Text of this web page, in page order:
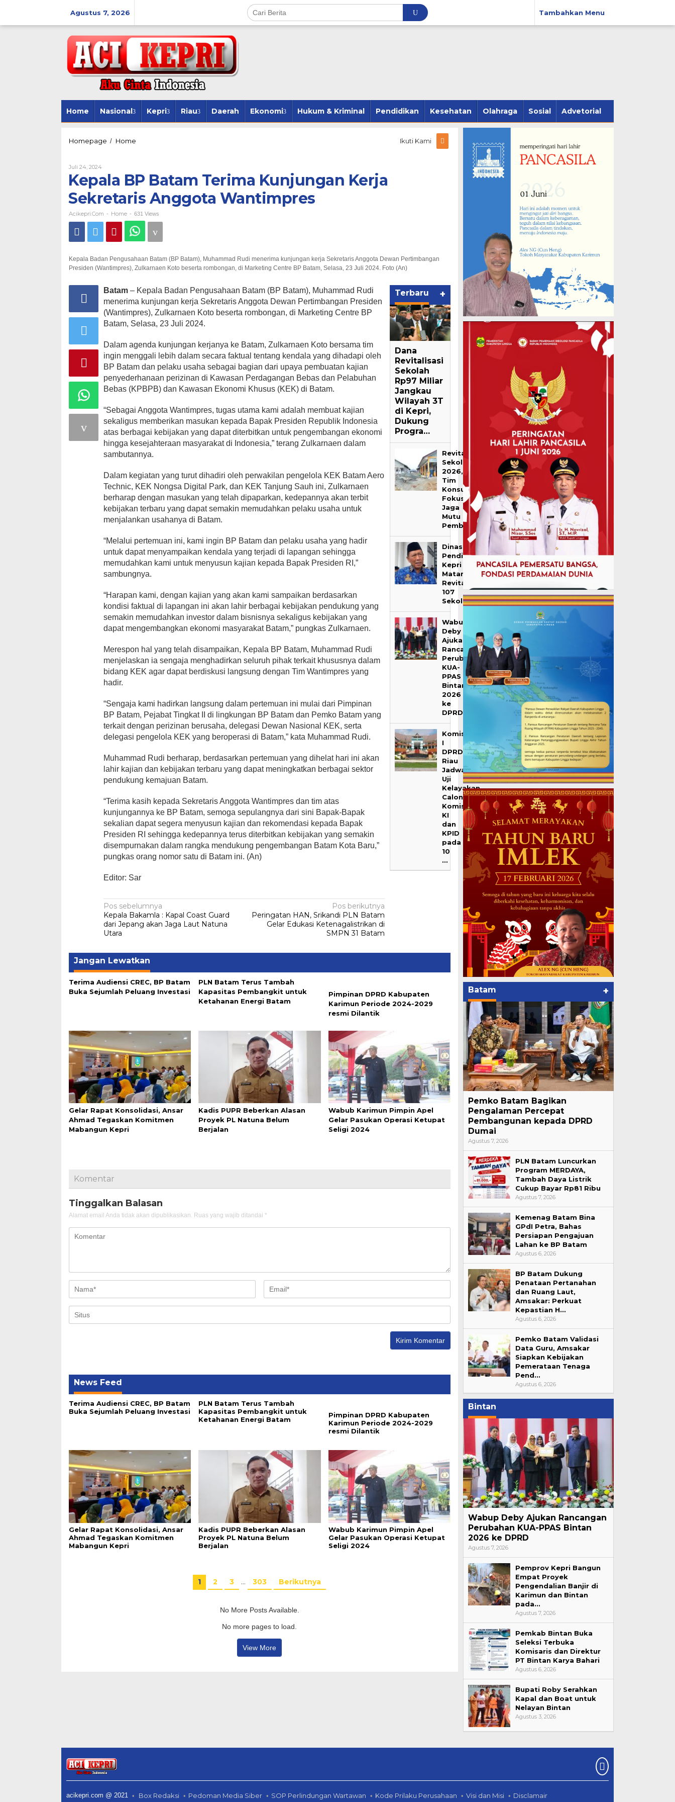
Agustus 7, 2026 Tambahkan Menu
Home Nasional Kepri Riau Daerah Ekonomi Hukum & Kriminal Pendidikan Kesehatan Olahraga Sosial Advetorial
Homepage / Home
Kunjungan
Kerja
Sekretaris
Anggota
Wantimpres
Ikuti Kami
Juli 24, 2024Oleh
Acikepri.com
Kepala BP Batam Terima Kunjungan Kerja
Sekretaris Anggota Wantimpres
Acikepri.com - Home - 631 Views
Kepala Badan Pengusahaan Batam (BP Batam), Muhammad Rudi menerima kunjungan kerja Sekretaris Anggota Dewan Pertimbangan
Presiden (Wantimpres), Zulkarnaen Koto beserta rombongan, di Marketing Centre BP Batam, Selasa, 23 Juli 2024. Foto (An)
Batam – Kepala Badan Pengusahaan Batam (BP Batam), Muhammad Rudi
menerima kunjungan kerja Sekretaris Anggota Dewan Pertimbangan Presiden
(Wantimpres), Zulkarnaen Koto beserta rombongan, di Marketing Centre BP
Batam, Selasa, 23 Juli 2024.
Dalam agenda kunjungan kerjanya ke Batam, Zulkarnaen Koto bersama tim
ingin menggali lebih dalam secara faktual tentang kendala yang dihadapi oleh
BP Batam dan pelaku usaha sebagai bagian dari upaya pembuatan kajian
penyederhanaan perizinan di Kawasan Perdagangan Bebas dan Pelabuhan
Bebas (KPBPB) dan Kawasan Ekonomi Khusus (KEK) di Batam.
“Sebagai Anggota Wantimpres, tugas utama kami adalah membuat kajian
sekaligus memberikan masukan kepada Bapak Presiden Republik Indonesia
atas berbagai kebijakan yang dapat diterbitkan untuk pengembangan ekonomi
hingga kesejahteraan masyarakat di Indonesia,” terang Zulkarnaen dalam
sambutannya.
Dalam kegiatan yang turut dihadiri oleh perwakilan pengelola KEK Batam Aero
Technic, KEK Nongsa Digital Park, dan KEK Tanjung Sauh ini, Zulkarnaen
berharap dengan masukan yang telah dipaparkan, kedepannya akan terbit
kebijakan terbaru yang dapat semakin memudahkan pelaku usaha untuk
menjalankan usahanya di Batam.
“Melalui pertemuan ini, kami ingin BP Batam dan pelaku usaha yang hadir
untuk dapat menyampaikan kendala yang terjadi di lapangan sehingga
memudahkan kami untuk menyusun kajian kepada Bapak Presiden RI,”
sambungnya.
“Harapan kami, dengan kajian yang akan kami sampaikan berdasarkan
kondisi faktual di lapangan ini akan lahir berbagai kebijakan pendukung yang
semakin memudahkan investor dalam bisnisnya sekaligus kebijakan yang
dapat mengembangkan ekonomi masyarakat Batam,” pungkas Zulkarnaen.
Merespon hal yang telah disampaikan, Kepala BP Batam, Muhammad Rudi
menjelaskan ia sengaja menghadirkan seluruh pihak terkait khususnya dalam
bidang KEK agar dapat berdiskusi langsung dengan Tim Wantimpres yang
hadir.
“Sengaja kami hadirkan langsung dalam pertemuan ini mulai dari Pimpinan
BP Batam, Pejabat Tingkat II di lingkungan BP Batam dan Pemko Batam yang
terkait dengan perizinan berusaha, delegasi Dewan Nasional KEK, serta
delegasi pengelola KEK yang beroperasi di Batam,” kata Muhammad Rudi.
Muhammad Rudi berharap, berdasarkan pertemuan yang dihelat hari ini akan
lahir kajian dan kebijakan terbaru yang dapat meningkatkan berbagai sektor
pendukung kemajuan Batam.
“Terima kasih kepada Sekretaris Anggota Wantimpres dan tim atas
kunjungannya ke BP Batam, semoga sepulangnya dari sini Bapak-Bapak
sekalian dapat segera menyusun kajian dan rekomendasi kepada Bapak
Presiden RI sehingga kedepannya terus diterbitkan kebijakan yang semakin
disempurnakan dalam rangka mendukung pengembangan Batam Kota Baru,”
pungkas orang nomor satu di Batam ini. (An)
Editor: Sar
Navigasi
pos
Pos sebelumnya
Kepala Bakamla : Kapal Coast Guard
dari Jepang akan Jaga Laut Natuna
Utara
Pos berikutnya
Peringatan HAN, Srikandi PLN Batam
Gelar Edukasi Ketenagalistrikan di
SMPN 31 Batam
Terbaru +
Dana
Revitalisasi
Sekolah
Rp97 Miliar
Jangkau
Wilayah 3T
di Kepri,
Dukung
Progra…
Revitalisasi
Sekolah
2026,
Tim
Konsultan
Fokus
Jaga
Mutu
Pembangunanfto
Dinas
Pendidikan
Kepri
Matangkan
Revitalisasi
107
Sekolah
Wabup
Deby
Ajukan
Rancangan
Perubahan
KUA-
PPAS
Bintan
2026
ke
DPRD
Komisi
I
DPRD
Riau
Jadwalkan
Uji
Kelayakan
Calon
Komisioner
KI
dan
KPID
pada
10
…
Jangan Lewatkan
Terima Audiensi CREC, BP Batam
Buka Sejumlah Peluang Investasi
PLN Batam Terus Tambah
Kapasitas Pembangkit untuk
Ketahanan Energi Batam
Pimpinan DPRD Kabupaten
Karimun Periode 2024-2029
resmi Dilantik
Gelar Rapat Konsolidasi, Ansar
Ahmad Tegaskan Komitmen
Mabangun Kepri
Kadis PUPR Beberkan Alasan
Proyek PL Natuna Belum
Berjalan
Wabub Karimun Pimpin Apel
Gelar Pasukan Operasi Ketupat
Seligi 2024
Komentar
Tinggalkan Balasan
Alamat email Anda tidak akan dipublikasikan. Ruas yang wajib ditandai *
News Feed
Terima Audiensi CREC, BP Batam
Buka Sejumlah Peluang Investasi
PLN Batam Terus Tambah
Kapasitas Pembangkit untuk
Ketahanan Energi Batam
Pimpinan DPRD Kabupaten
Karimun Periode 2024-2029
resmi Dilantik
Gelar Rapat Konsolidasi, Ansar
Ahmad Tegaskan Komitmen
Mabangun Kepri
Kadis PUPR Beberkan Alasan
Proyek PL Natuna Belum
Berjalan
Wabub Karimun Pimpin Apel
Gelar Pasukan Operasi Ketupat
Seligi 2024
1 2 3 … 303 Berikutnya
No More Posts Available.
No more pages to load.
View More
Batam +
Pemko Batam Bagikan
Pengalaman Percepat
Pembangunan kepada DPRD
Dumai
Agustus 7, 2026
PLN Batam Luncurkan
Program MERDAYA,
Tambah Daya Listrik
Cukup Bayar Rp81 Ribu
Agustus 7, 2026
Kemenag Batam Bina
GPdI Petra, Bahas
Persiapan Pengajuan
Lahan ke BP Batam
Agustus 6, 2026
BP Batam Dukung
Penataan Pertanahan
dan Ruang Laut,
Amsakar: Perkuat
Kepastian H…
Agustus 6, 2026
Pemko Batam Validasi
Data Guru, Amsakar
Siapkan Kebijakan
Pemerataan Tenaga
Pend…
Agustus 6, 2026
Bintan
Wabup Deby Ajukan Rancangan
Perubahan KUA-PPAS Bintan
2026 ke DPRD
Agustus 7, 2026
Pemprov Kepri Bangun
Empat Proyek
Pengendalian Banjir di
Karimun dan Bintan
pada…
Agustus 7, 2026
Pemkab Bintan Buka
Seleksi Terbuka
Komisaris dan Direktur
PT Bintan Karya Bahari
Agustus 6, 2026
Bupati Roby Serahkan
Kapal dan Boat untuk
Nelayan Bintan
Agustus 3, 2026
acikepri.com @ 2021 Box Redaksi Pedoman Media Siber SOP Perlindungan Wartawan Kode Prilaku Perusahaan Visi dan Misi Disclamair